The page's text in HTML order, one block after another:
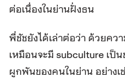
ต่อเนื่องในย่านฝั่งธน
พี่ชัชยังได้เล่าต่อว่า ด้วยคว
เหมือนจะมี subculture เป็
ผูกพันของคนในย่าน อย่าง